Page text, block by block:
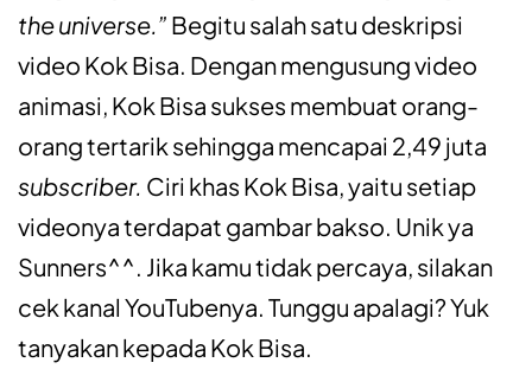
the universe.” Begitu salah satu deskripsi
video Kok Bisa. Dengan mengusung video
animasi, Kok Bisa sukses membuat orang-
orang tertarik sehingga mencapai 2,49 juta
subscriber. Ciri khas Kok Bisa, yaitu setiap
videonya terdapat gambar bakso. Unik ya
Sunners^^. Jika kamu tidak percaya, silakan
cek kanal YouTubenya. Tunggu apalagi? Yuk
tanyakan kepada Kok Bisa.